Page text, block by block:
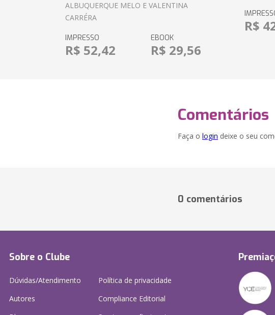
ALBUQUERQUE MELO E VALENTINA
CARRÉRA
IMPRESSO
R$ 52,42
EBOOK
R$ 29,56
R$
Comentários
Faça o login deixe o seu
0 comentários
Sobre o Clube
Dúvidas/Atendimento
Autores
Política de privacidade
Compliance Editorial